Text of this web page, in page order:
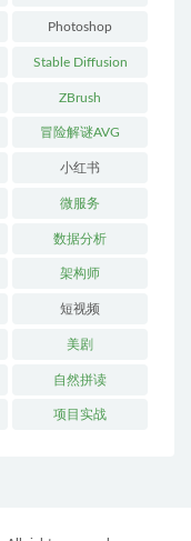
Photoshop
Stable Diffusion
ZBrush
冒险解谜AVG
小红书
微服务
数据分析
架构师
短视频
美剧
自然拼读
项目实战